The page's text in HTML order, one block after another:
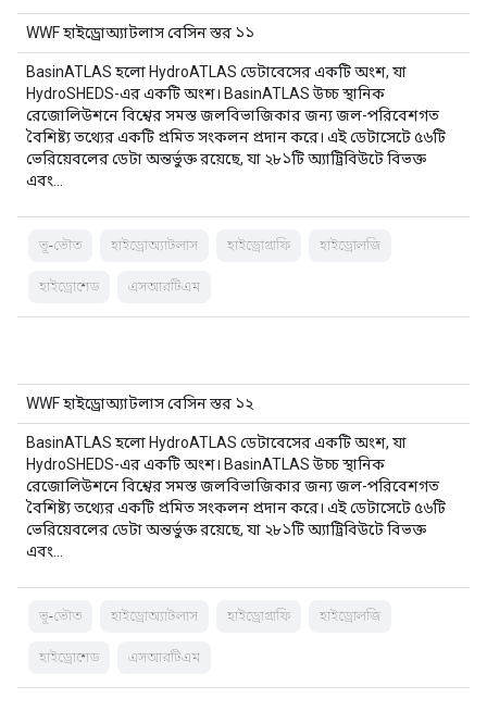
WWF হাইড্রোঅ্যাটলাস বেসিন স্তর ১১
BasinATLAS হলো HydroATLAS ডেটাবেসের একটি অংশ, যা
HydroSHEDS-এর একটি অংশ। BasinATLAS উচ্চ স্থানিক
রেজোলিউশনে বিশ্বের সমস্ত জলবিভাজিকার জন্য জল-পরিবেশগত
বৈশিষ্ট্য তথ্যের একটি প্রমিত সংকলন প্রদান করে। এই ডেটাসেটে ৫৬টি
ভেরিয়েবলের ডেটা অন্তর্ভুক্ত রয়েছে, যা ২৮১টি অ্যাট্রিবিউটে বিভক্ত
এবং…
ভূ-ভৌত হাইড্রোঅ্যাটলাস হাইড্রোগ্রাফি হাইড্রোলজি
হাইড্রোশেড এসআরটিএম
WWF হাইড্রোঅ্যাটলাস বেসিন স্তর ১২
BasinATLAS হলো HydroATLAS ডেটাবেসের একটি অংশ, যা
HydroSHEDS-এর একটি অংশ। BasinATLAS উচ্চ স্থানিক
রেজোলিউশনে বিশ্বের সমস্ত জলবিভাজিকার জন্য জল-পরিবেশগত
বৈশিষ্ট্য তথ্যের একটি প্রমিত সংকলন প্রদান করে। এই ডেটাসেটে ৫৬টি
ভেরিয়েবলের ডেটা অন্তর্ভুক্ত রয়েছে, যা ২৮১টি অ্যাট্রিবিউটে বিভক্ত
এবং…
ভূ-ভৌত হাইড্রোঅ্যাটলাস হাইড্রোগ্রাফি হাইড্রোলজি
হাইড্রোশেড এসআরটিএম